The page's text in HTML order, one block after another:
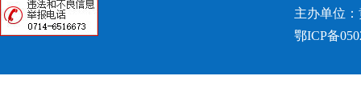
主办单位
鄂ICP备